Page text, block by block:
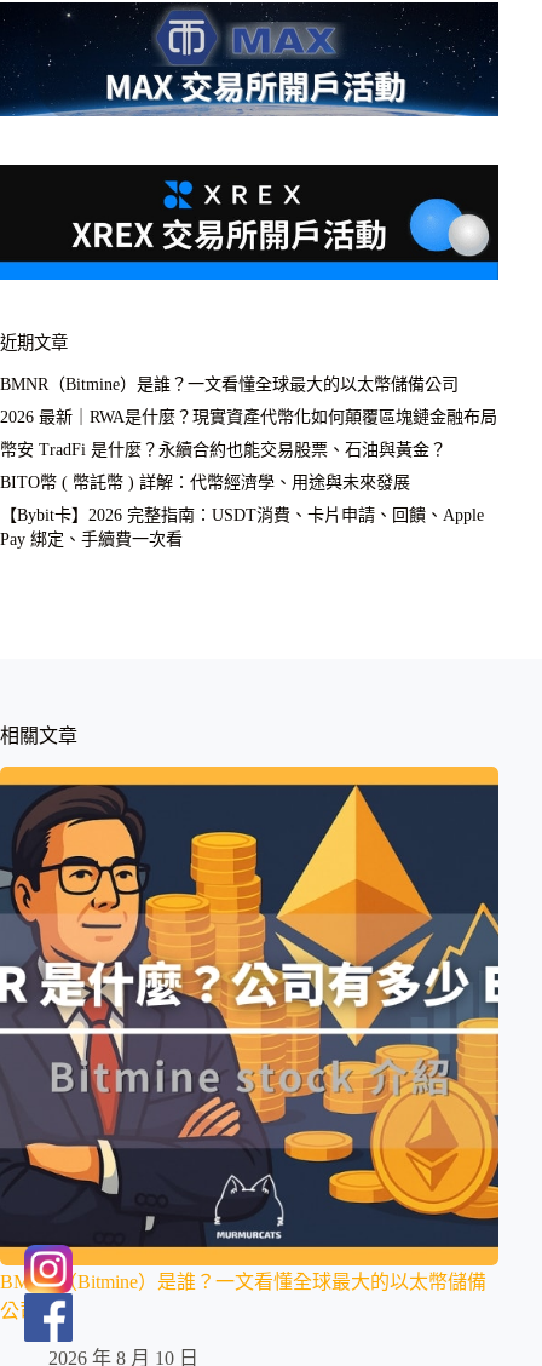
近期文章
BMNR（Bitmine）是誰？一文看懂全球最大的以太幣儲備公司
2026 最新｜RWA是什麼？現實資產代幣化如何顛覆區塊鏈金融布局
幣安 TradFi 是什麼？永續合約也能交易股票、石油與黃金？
BITO幣 ( 幣託幣 ) 詳解：代幣經濟學、用途與未來發展
【Bybit卡】2026 完整指南：USDT消費、卡片申請、回饋、Apple
Pay 綁定、手續費一次看
相關文章
BMNR（Bitmine）是誰？一文看懂全球最大的以太幣儲備
公司
2026 年 8 月 10 日